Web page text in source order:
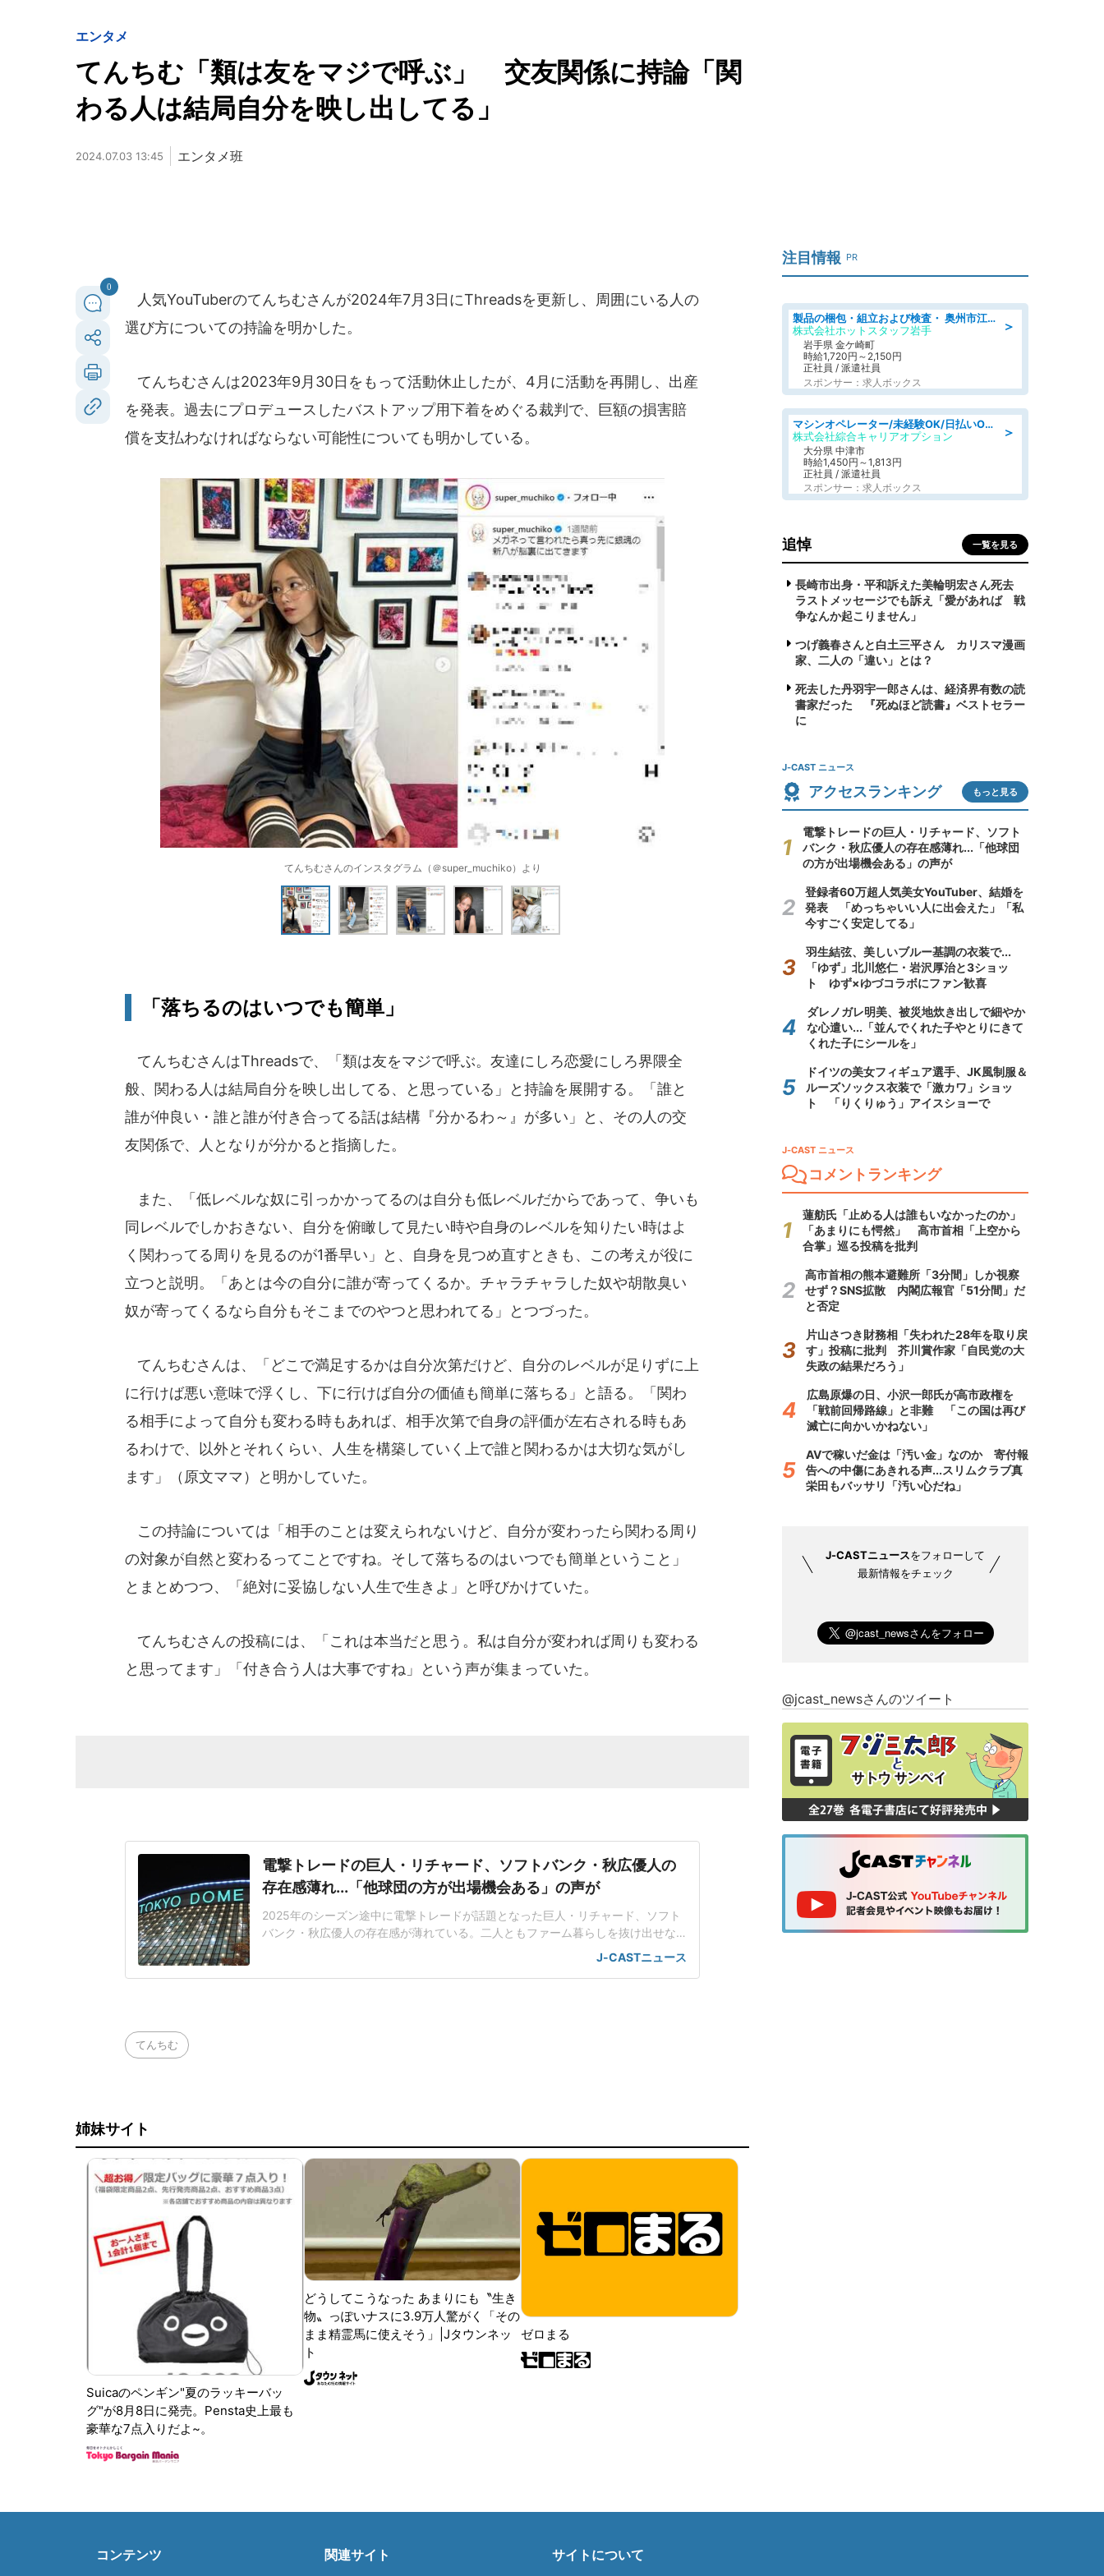
エンタメ
てんちむ「類は友をマジで呼ぶ」 交友関係に持論「関
わる人は結局自分を映し出してる」
2024.07.03 13:45 エンタメ班
0
人気YouTuberのてんちむさんが2024年7月3日にThreadsを更新し、周囲にいる人の
選び方についての持論を明かした。
てんちむさんは2023年9月30日をもって活動休止したが、4月に活動を再開し、出産
を発表。過去にプロデュースしたバストアップ用下着をめぐる裁判で、巨額の損害賠
償を支払わなければならない可能性についても明かしている。
てんちむさんのインスタグラム（＠super_muchiko）より
「落ちるのはいつでも簡単」
てんちむさんはThreadsで、「類は友をマジで呼ぶ。友達にしろ恋愛にしろ界隈全
般、関わる人は結局自分を映し出してる、と思っている」と持論を展開する。「誰と
誰が仲良い・誰と誰が付き合ってる話は結構『分かるわ～』が多い」と、その人の交
友関係で、人となりが分かると指摘した。
また、「低レベルな奴に引っかかってるのは自分も低レベルだからであって、争いも
同レベルでしかおきない、自分を俯瞰して見たい時や自身のレベルを知りたい時はよ
く関わってる周りを見るのが1番早い」と、自身を見つめ直すときも、この考えが役に
立つと説明。「あとは今の自分に誰が寄ってくるか。チャラチャラした奴や胡散臭い
奴が寄ってくるなら自分もそこまでのやつと思われてる」とつづった。
てんちむさんは、「どこで満足するかは自分次第だけど、自分のレベルが足りずに上
に行けば悪い意味で浮くし、下に行けば自分の価値も簡単に落ちる」と語る。「関わ
る相手によって自分も変わる時もあれば、相手次第で自身の評価が左右される時もあ
るわけで、以外とそれくらい、人生を構築していく上で誰と関わるかは大切な気がし
ます」（原文ママ）と明かしていた。
この持論については「相手のことは変えられないけど、自分が変わったら関わる周り
の対象が自然と変わるってことですね。そして落ちるのはいつでも簡単ということ」
とまとめつつ、「絶対に妥協しない人生で生きよ」と呼びかけていた。
てんちむさんの投稿には、「これは本当だと思う。私は自分が変われば周りも変わる
と思ってます」「付き合う人は大事ですね」という声が集まっていた。
電撃トレードの巨人・リチャード、ソフトバンク・秋広優人の
存在感薄れ...「他球団の方が出場機会ある」の声が
2025年のシーズン途中に電撃トレードが話題となった巨人・リチャード、ソフト
バンク・秋広優人の存在感が薄れている。二人ともファーム暮らしを抜け出せな
いリチャードはソフトバンク在籍時にウエスタン・リーグで5年連続本塁打王に輝
いた長打力を評価され、秋広優人、大江竜聖と2対1のトレードで25年5月に巨人に
J-CASTニュース
てんちむ
姉妹サイト
Suicaのペンギン"夏のラッキーバッ
グ"が8月8日に発売。Pensta史上最も
豪華な7点入りだよ~。
どうしてこうなった あまりにも〝生き
物〟っぽいナスに3.9万人驚がく「その
まま精霊馬に使えそう」|Jタウンネッ
ト
ゼロまる
注目情報 PR
＞
製品の梱包・組立および検査・ 奥州市江刺/大手企業で長期安定 梱包・検査・組立/半年経過毎に5万円の報奨金有
株式会社ホットスタッフ岩手
岩手県 金ケ崎町
時給1,720円～2,150円
正社員 / 派遣社員
スポンサー：求人ボックス
＞
マシンオペレーター/未経験OK/日払いOK/交替制/20・30・40代活躍中/製造 工場
株式会社綜合キャリアオプション
大分県 中津市
時給1,450円～1,813円
正社員 / 派遣社員
スポンサー：求人ボックス
追悼 一覧を見る
長崎市出身・平和訴えた美輪明宏さん死去
ラストメッセージでも訴え「愛があれば 戦
争なんか起こりません」
つげ義春さんと白土三平さん カリスマ漫画
家、二人の「違い」とは？
死去した丹羽宇一郎さんは、経済界有数の読
書家だった 『死ぬほど読書』ベストセラー
に
J-CAST ニュース
アクセスランキング もっと見る
電撃トレードの巨人・リチャード、ソフト
バンク・秋広優人の存在感薄れ...「他球団
の方が出場機会ある」の声が
登録者60万超人気美女YouTuber、結婚を
発表 「めっちゃいい人に出会えた」「私
今すごく安定してる」
羽生結弦、美しいブルー基調の衣装で...
「ゆず」北川悠仁・岩沢厚治と3ショッ
ト ゆず×ゆづコラボにファン歓喜
ダレノガレ明美、被災地炊き出しで細やか
な心遣い...「並んでくれた子やとりにきて
くれた子にシールを」
ドイツの美女フィギュア選手、JK風制服＆
ルーズソックス衣装で「激カワ」ショッ
ト 「りくりゅう」アイスショーで
J-CAST ニュース
コメントランキング
蓮舫氏「止める人は誰もいなかったのか」
「あまりにも愕然」 高市首相「上空から
合掌」巡る投稿を批判
高市首相の熊本避難所「3分間」しか視察
せず？SNS拡散 内閣広報官「51分間」だ
と否定
片山さつき財務相「失われた28年を取り戻
す」投稿に批判 芥川賞作家「自民党の大
失政の結果だろう」
広島原爆の日、小沢一郎氏が高市政権を
「戦前回帰路線」と非難 「この国は再び
滅亡に向かいかねない」
AVで稼いだ金は「汚い金」なのか 寄付報
告への中傷にあきれる声...スリムクラブ真
栄田もバッサリ「汚い心だね」
J-CASTニュースをフォローして
最新情報をチェック
@jcast_newsさんのツイート
コンテンツ 関連サイト サイトについて